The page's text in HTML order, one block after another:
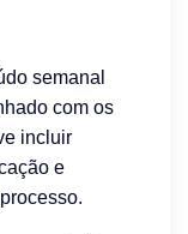
semanal
com os
incluir
e